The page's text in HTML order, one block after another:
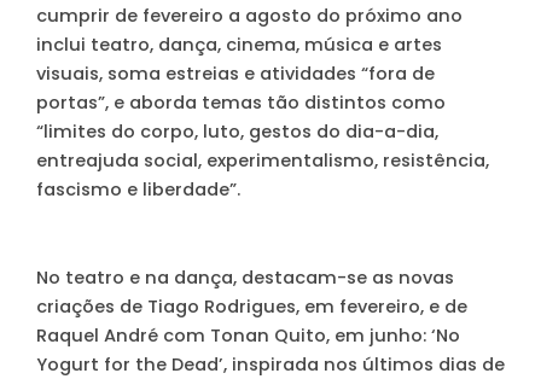
cumprir de fevereiro a agosto do próximo ano
inclui teatro, dança, cinema, música e artes
visuais, soma estreias e atividades “fora de
portas”, e aborda temas tão distintos como
“limites do corpo, luto, gestos do dia-a-dia,
entreajuda social, experimentalismo, resistência,
fascismo e liberdade”.
No teatro e na dança, destacam-se as novas
criações de Tiago Rodrigues, em fevereiro, e de
Raquel André com Tonan Quito, em junho: ‘No
Yogurt for the Dead’, inspirada nos últimos dias de